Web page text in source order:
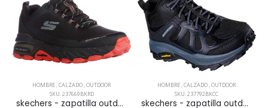
HOMBRE,CALZADO,OUTDOOR
SKU: 237669BKRD
skechers - zapatilla outdoor max protect para hombre
HOMBRE,CALZADO,OUTDOOR
SKU: 237792BKCC
skechers - zapatilla outdoor equalizer 5.0 trail para hombre